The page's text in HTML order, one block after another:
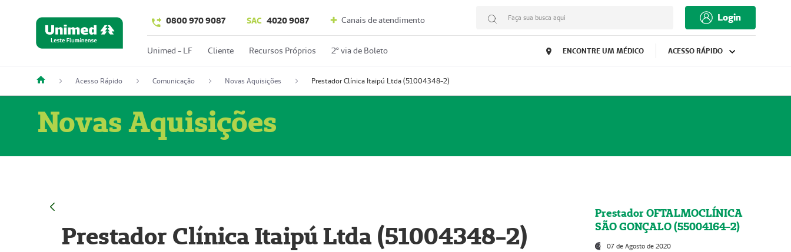
0800 970 9087 SAC 4020 9087 Canais de atendimento Faça sua busca aqui Login
Unimed - LF Cliente Recursos Próprios 2º via de Boleto ENCONTRE UM MÉDICO ACESSO RÁPIDO
Acesso Rápido Comunicação Novas Aquisições Prestador Clínica Itaipú Ltda (51004348-2)
Novas Aquisições
Prestador Clínica Itaipú Ltda (51004348-2)
Prestador OFTALMOCLÍNICA
SÃO GONÇALO (55004164-2)
07 de Agosto de 2020